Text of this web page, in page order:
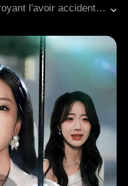
Kyla secourut un étranger, croyant l'avoir accidentellement blessé. Quand sa tante la poussa vers un rendez-vous arrangé, elle le persuada de jouer son petit ami. Elle découvrit bientôt qu'il était l'héritier d'un immense pouvoir et d'une fortune colossale, et à ce moment-là, toute fuite était impossible. Elle était déjà piégée dans son monde.